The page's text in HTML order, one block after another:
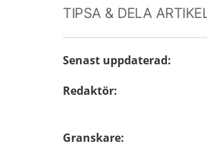
TIPSA & DELA
Senast uppdaterad:
Redaktör:
Granskare: